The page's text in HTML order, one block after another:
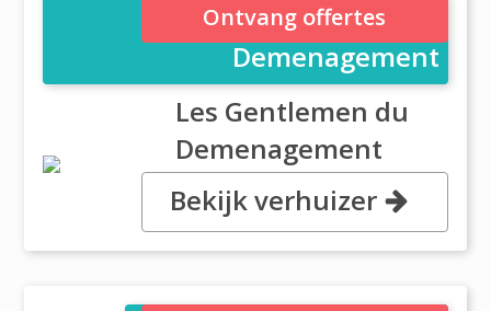
Les Gentlemen du
Demenagement
Les Gentlemen du
Demenagement
, , 13016 Marseille
Ontvang offertes
Bekijk verhuizer